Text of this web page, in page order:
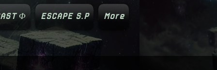
Φ ESCAPE S.P More